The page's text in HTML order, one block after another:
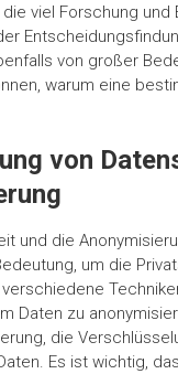
viel Forschung
von großer
warum eine
von
und die
um die
Daten zu
die
Es ist wichtig,